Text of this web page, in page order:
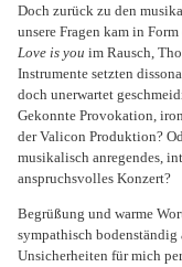
Doch zurück zu den
unsere Fragen kam in
Love is you im Rausch,
Instrumente setzten
doch unerwartet
Gekonnte Provokation,
der Valicon Produktion?
musikalisch anregendes,
anspruchsvolles Konzert?
Begrüßung und warme
sympathisch bodenständig
Unsicherheiten für mich